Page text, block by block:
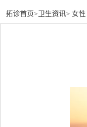
拓诊首页> 卫生资讯> 女性